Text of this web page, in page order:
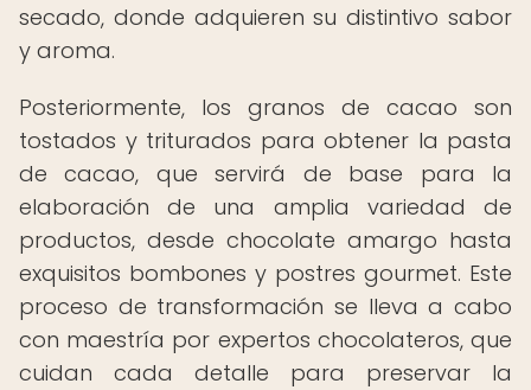
secado, donde adquieren su distintivo sabor
y aroma.
Posteriormente, los granos de cacao son
tostados y triturados para obtener la pasta
de cacao, que servirá de base para la
elaboración de una amplia variedad de
productos, desde chocolate amargo hasta
exquisitos bombones y postres gourmet. Este
proceso de transformación se lleva a cabo
con maestría por expertos chocolateros, que
cuidan cada detalle para preservar la